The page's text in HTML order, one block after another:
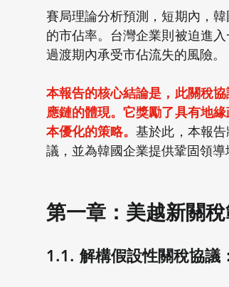
賽局理論分析預測，短期內，
的市佔率。台灣企業則被迫進
過渡期內承受市佔流失的風險。
本報告的核心結論是，此關稅
應鏈的體現。它獎勵了具有地
本優化的策略。基於此，本報
議，並為韓國企業提供鞏固領導
第一章：美越新關
1.1. 解構假設性關稅協議